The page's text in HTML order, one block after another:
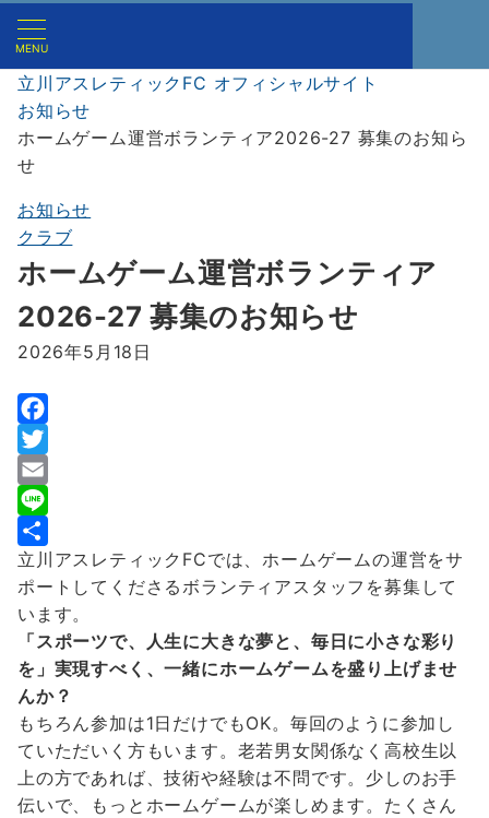
MENU
立川アスレティックFC オフィシャルサイト
お知らせ
ホームゲーム運営ボランティア2026-27 募集のお知ら
せ
お知らせ
クラブ
ホームゲーム運営ボランティア
2026-27 募集のお知らせ
2026年5月18日
F
a
c
e
b
o
o
T
w
t
t
e
E
m
a
i
l
L
i
n
e
共
有
立川アスレティックFCでは、ホームゲームの運営をサ
ポートしてくださるボランティアスタッフを募集して
います。
「スポーツで、人生に大きな夢と、毎日に小さな彩り
を」実現すべく、一緒にホームゲームを盛り上げませ
んか？
もちろん参加は1日だけでもOK。毎回のように参加し
ていただいく方もいます。老若男女関係なく高校生以
上の方であれば、技術や経験は不問です。少しのお手
伝いで、もっとホームゲームが楽しめます。たくさん